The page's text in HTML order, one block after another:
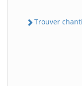
Trouver